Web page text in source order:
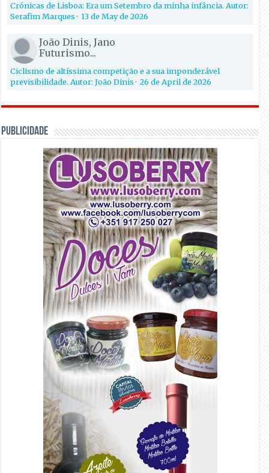
Crónicas de Lisboa: Era um Setembro da minha infância. Autor:
Serafim Marques·13 de May de 2026
João Dinis, Jano
Futurismo...
Ciclismo de altíssima competição e a sua imponderável
previsibilidade. Autor: João Dinis·26 de April de 2026
PUBLICIDADE